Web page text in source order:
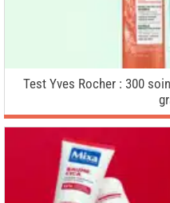
Test Yves Rocher : 300